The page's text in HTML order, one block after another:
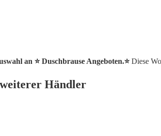
an ⭐️ Duschbrause Angeboten.⭐️Diese
Händler